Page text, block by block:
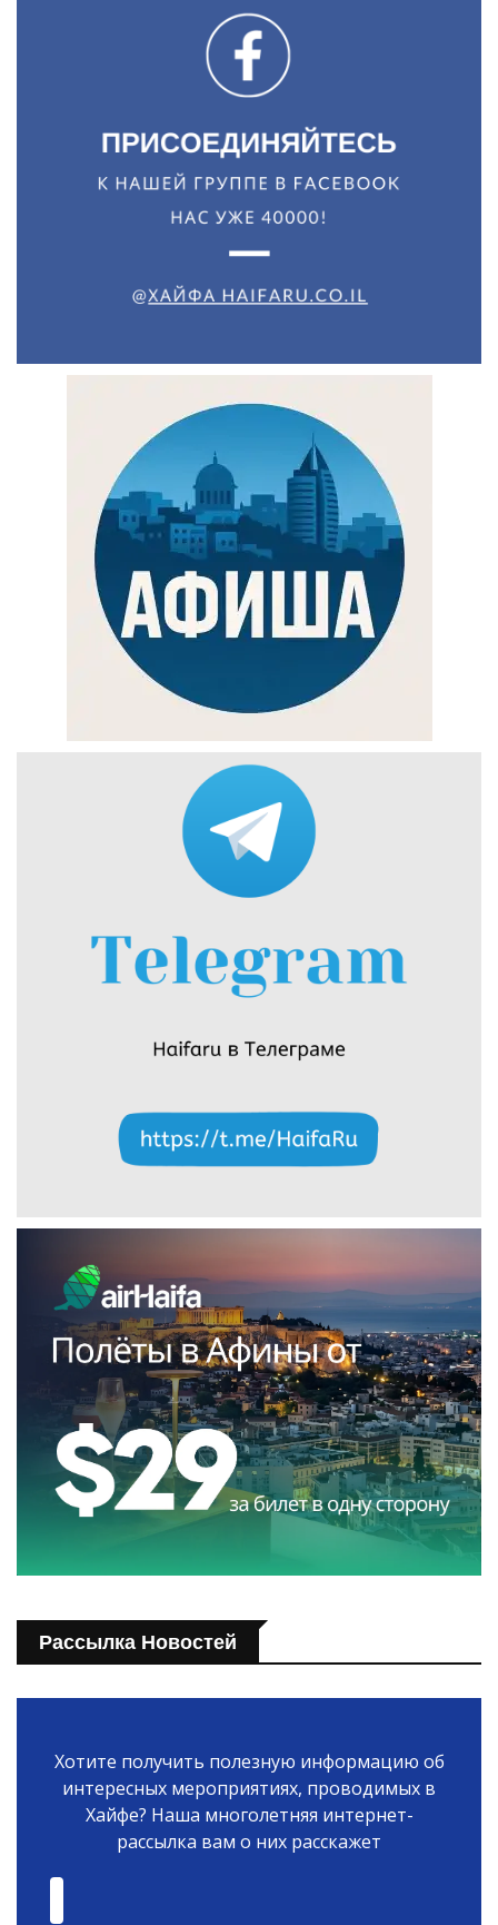
Рассылка Новостей
Хотите получить полезную информацию об
интересных мероприятиях, проводимых в
Хайфе? Наша многолетняя интернет-
рассылка вам о них расскажет